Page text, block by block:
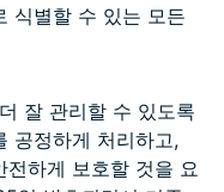
식별할 수 있는 모든
잘 관리할 수 있도록
공정하게 처리하고,
하게 보호할 것을 요